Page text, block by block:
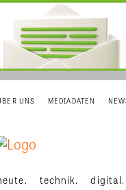
UNS MEDIADATEN
technik. digital.